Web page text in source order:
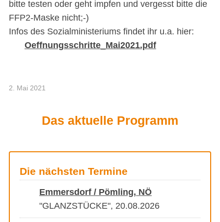
bitte testen oder geht impfen und vergesst bitte die
FFP2-Maske nicht;-)
Infos des Sozialministeriums findet ihr u.a. hier:
Oeffnungsschritte_Mai2021.pdf
2. Mai 2021
Das aktuelle Programm
Die nächsten Termine
Emmersdorf / Pömling, NÖ
"GLANZSTÜCKE", 20.08.2026